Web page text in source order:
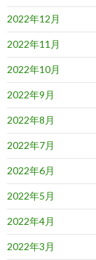
2022年12月
2022年11月
2022年10月
2022年9月
2022年8月
2022年7月
2022年6月
2022年5月
2022年4月
2022年3月